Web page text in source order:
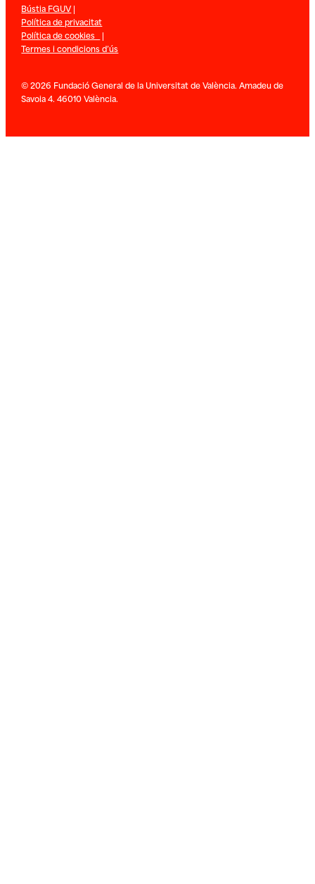
Bústia FGUV|
Política de privacitat
Política de cookies |
Termes i condicions d’ús
© 2026 Fundació General de la Universitat de València. Amadeu de
Savoia 4. 46010 València.